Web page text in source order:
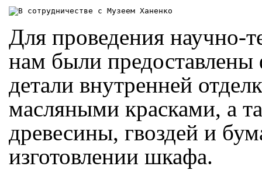
Для проведения научно-
нам были
детали внутренней
масляными красками, а
древесины, гвоздей и
изготовлении шкафа.